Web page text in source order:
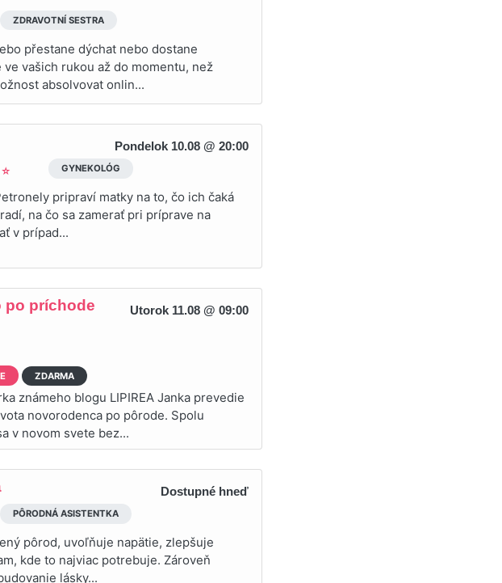
ZDRAVOTNÍ SESTRA
přestane dýchat nebo dostane
vašich rukou až do momentu, než
absolvovat onlin...
Pondelok 10.08 @ 20:00
☆ GYNEKOLÓG
pripraví matky na to, čo ich čaká
na čo sa zamerať pri príprave na
v prípad...
po príchode
Utorok 11.08 @ 09:00
ZDARMA
známeho blogu LIPIREA Janka prevedie
novorodenca po pôrode. Spolu
v novom svete bez...
Dostupné hneď
PÔRODNÁ ASISTENTKA
pôrod, uvoľňuje napätie, zlepšuje
kde to najviac potrebuje. Zároveň
lásky...